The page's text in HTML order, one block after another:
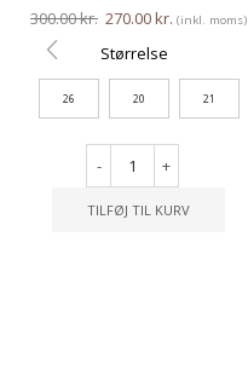
300.00kr. 270.00kr. (inkl. moms)
Størrelse
26 20 21
- +
TILFØJ TIL KURV